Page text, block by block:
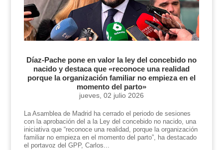
Díaz-Pache pone en valor la ley del concebido no
nacido y destaca que «reconoce una realidad
porque la organización familiar no empieza en el
momento del parto»
jueves, 02 julio 2026
La Asamblea de Madrid ha cerrado el periodo de sesiones
con la aprobación del a la Ley del concebido no nacido, una
iniciativa que “reconoce una realidad, porque la organización
familiar no empieza en el momento del parto”, ha destacado
el portavoz del GPP, Carlos...